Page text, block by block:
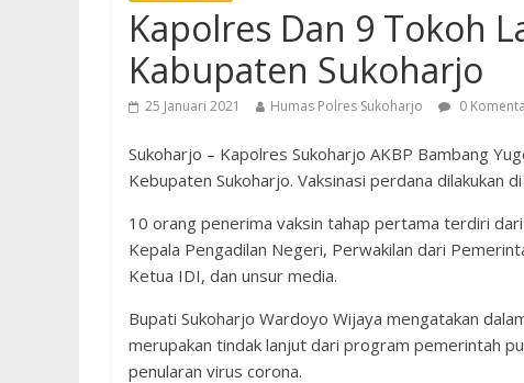
Kapolres Dan 9 Tokoh
Kabupaten Sukoharjo
25 Januari 2021 Humas Polres Sukoharjo 0
Sukoharjo – Kapolres Sukoharjo AKBP Bambang
Kebupaten Sukoharjo. Vaksinasi perdana dilakukan
10 orang penerima vaksin tahap pertama terdiri
Kepala Pengadilan Negeri, Perwakilan dari
Ketua IDI, dan unsur media.
Bupati Sukoharjo Wardoyo Wijaya mengatakan
merupakan tindak lanjut dari program pemerintah
penularan virus corona.